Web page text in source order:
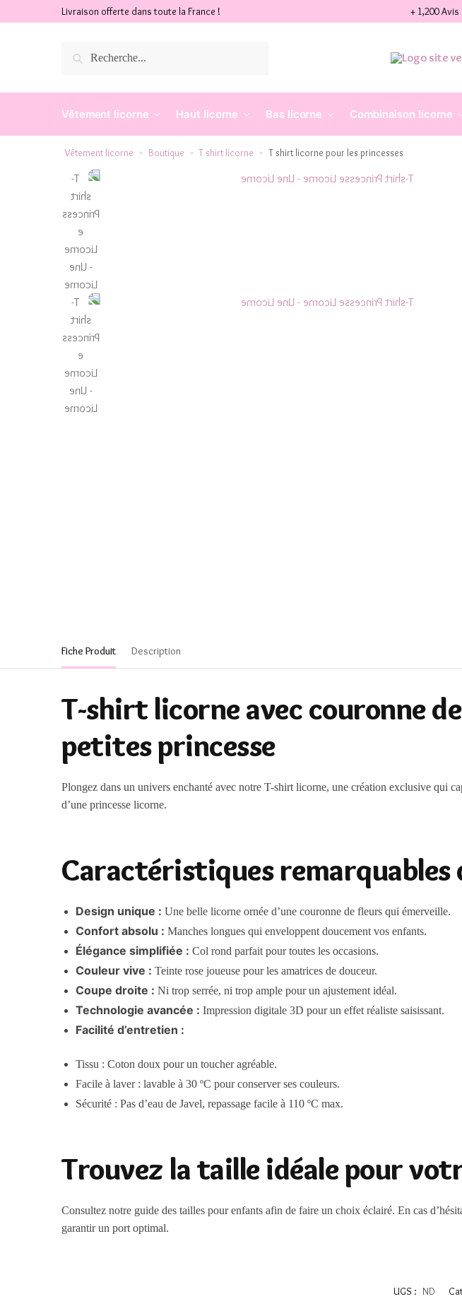
Livraison offerte dans toute la France ! + 1,200
Recherche
Vêtement licorne Haut licorne Bas licorne Combinaison licorne
Vêtement licorne » Boutique » T shirt licorne » T shirt licorne pour les princesses
Fiche Produit Description
T-shirt licorne avec couronne
petites princesse
Plongez dans un univers enchanté avec notre T-shirt licorne, une création exclusive qui
d’une princesse licorne.
Caractéristiques
Design unique : Une belle licorne ornée d’une couronne de fleurs qui émerveille.
Confort absolu : Manches longues qui enveloppent doucement vos enfants.
Élégance simplifiée : Col rond parfait pour toutes les occasions.
Couleur vive : Teinte rose joueuse pour les amatrices de douceur.
Coupe droite : Ni trop serrée, ni trop ample pour un ajustement idéal.
Technologie avancée : Impression digitale 3D pour un effet réaliste saisissant.
Facilité d’entretien :
Tissu : Coton doux pour un toucher agréable.
Facile à laver : lavable à 30 ºC pour conserver ses couleurs.
Sécurité : Pas d’eau de Javel, repassage facile à 110 ºC max.
Trouvez la taille idéale pour
Consultez notre guide des tailles pour enfants afin de faire un choix éclairé. En cas
garantir un port optimal.
UGS : ND